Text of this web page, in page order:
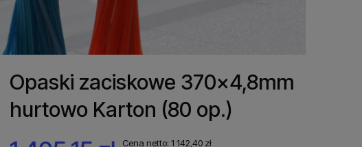
Opaski zaciskowe 370x4,8mm
hurtowo Karton (80 op.)
Cena netto: 1 142,40 zł